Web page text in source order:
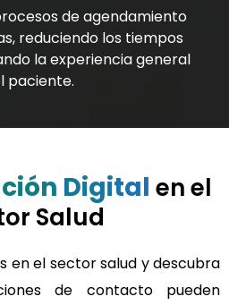
de agendamiento
reduciendo los tiempos
la experiencia general
paciente.
Digital en el
Salud
en el sector salud y descubra
de contacto pueden